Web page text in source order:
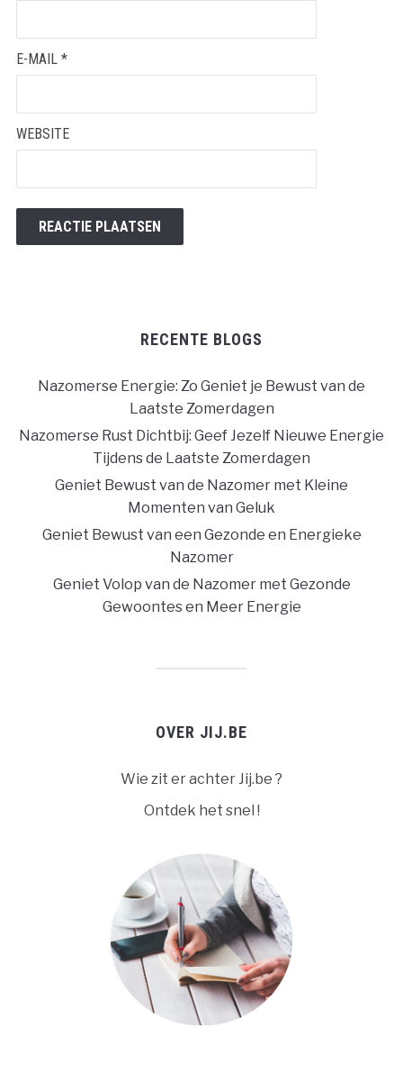
E-MAIL *
WEBSITE
RECENTE BLOGS
Nazomerse Energie: Zo Geniet je Bewust van de
Laatste Zomerdagen
Nazomerse Rust Dichtbij: Geef Jezelf Nieuwe Energie
Tijdens de Laatste Zomerdagen
Geniet Bewust van de Nazomer met Kleine
Momenten van Geluk
Geniet Bewust van een Gezonde en Energieke
Nazomer
Geniet Volop van de Nazomer met Gezonde
Gewoontes en Meer Energie
OVER JIJ.BE
Wie zit er achter Jij.be ?
Ontdek het snel !